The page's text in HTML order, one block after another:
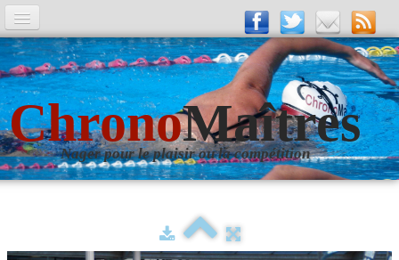
A la Une
Entrainements
La revue
Les numéros
ChronoMaîtres
Nager pour le plaisir ou la compétition